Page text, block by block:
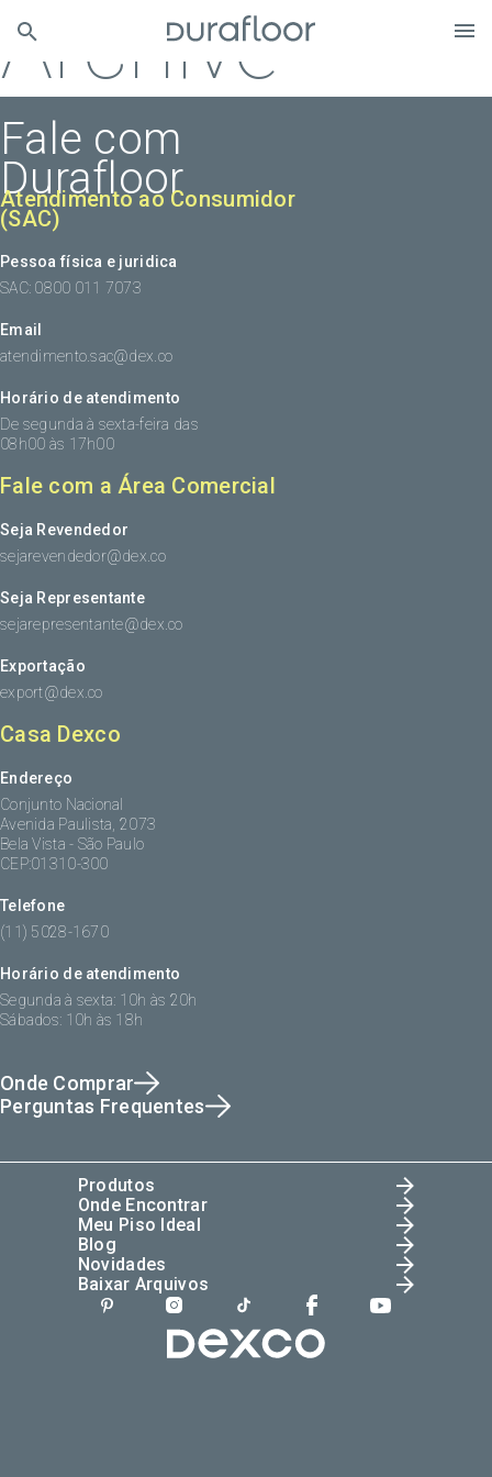
Archive
Fale com
Durafloor
Atendimento ao Consumidor
(SAC)
Pessoa física e juridica
SAC: 0800 011 7073
Email
atendimento.sac@dex.co
Horário de atendimento
De segunda à sexta-feira das
08h00 às 17h00
Fale com a Área Comercial
Seja Revendedor
sejarevendedor@dex.co
Seja Representante
sejarepresentante@dex.co
Exportação
export@dex.co
Casa Dexco
Endereço
Conjunto Nacional
Avenida Paulista, 2073
Bela Vista - São Paulo
CEP:01310-300
Telefone
(11) 5028-1670
Horário de atendimento
Segunda à sexta: 10h às 20h
Sábados: 10h às 18h
Onde Comprar
Perguntas Frequentes
Produtos
Onde Encontrar
Meu Piso Ideal
Blog
Novidades
Baixar Arquivos